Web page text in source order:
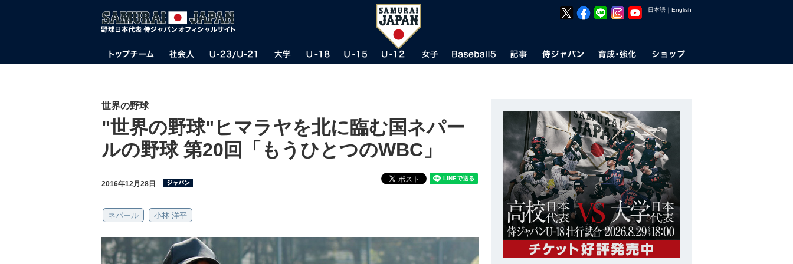
日本語 ｜ English
世界の野球
"世界の野球"ヒマラヤを北に臨む国ネパー
ルの野球 第20回「もうひとつのWBC」
2016年12月28日
ネパール 小林 洋平